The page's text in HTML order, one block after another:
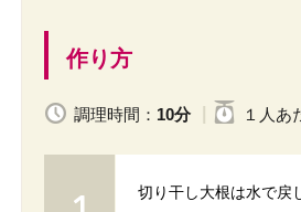
作り方
調理時間： 10分 １人 あ
切り干し大根は水で戻